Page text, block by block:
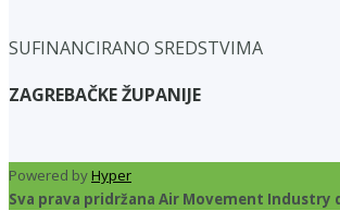
SUFINANCIRANO SREDSTVIMA
ZAGREBAČKE ŽUPANIJE
Powered byHyper
Sva prava pridržana Air Movement Industry